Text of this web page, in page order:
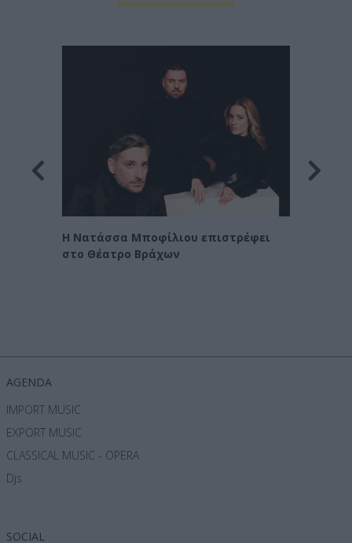
Η Νατάσσα Μποφίλιου επιστρέφει
στο Θέατρο Βράχων
AGENDA
IMPORT MUSIC
EXPORT MUSIC
CLASSICAL MUSIC - OPERA
Djs
SOCIAL